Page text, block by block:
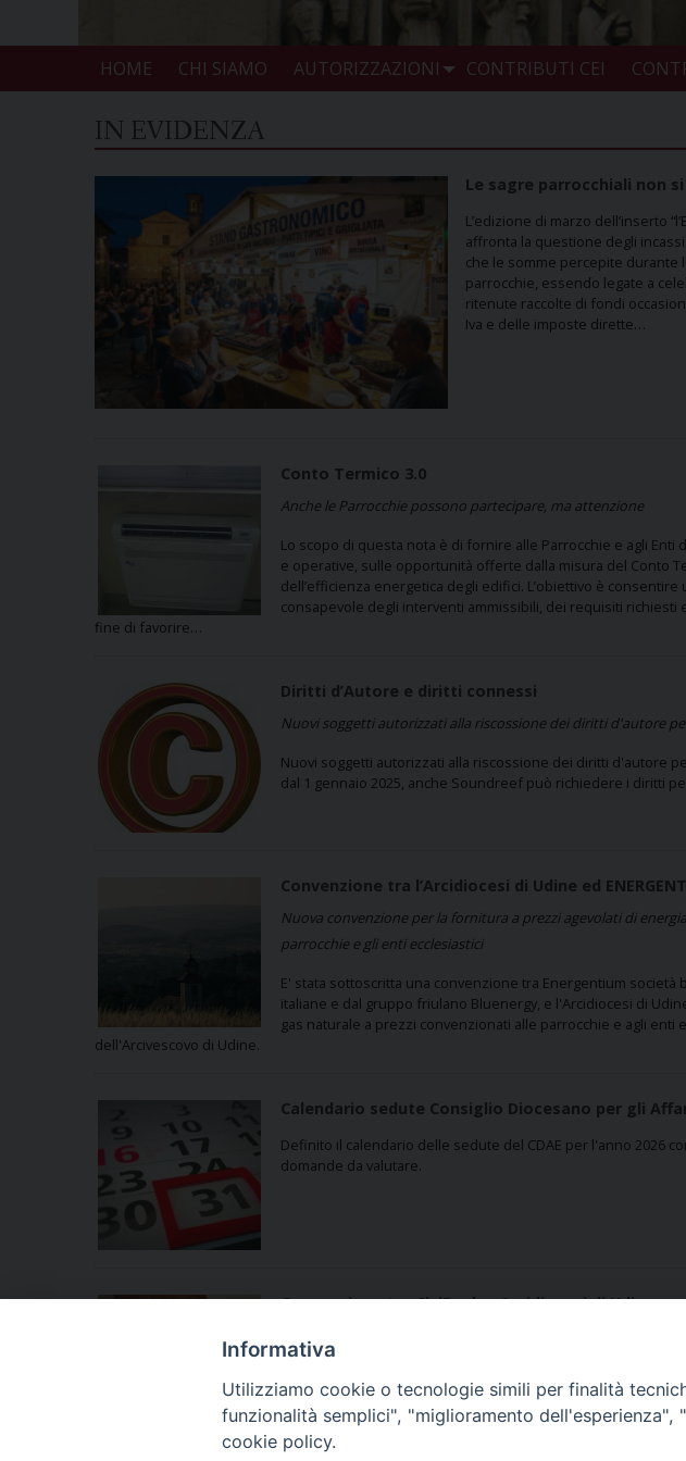
HOME CHI SIAMO AUTORIZZAZIONI CONTRIBUTI CEI
IN EVIDENZA
Le sagre parrocchiali non
L’edizione di marzo dell’inserto
affronta la questione degli
che le somme percepite durante
parrocchie, essendo legate a
ritenute raccolte di fondi
Iva e delle imposte dirette…
Conto Termico 3.0
Anche le Parrocchie possono partecipare, ma attenzione
Lo scopo di questa nota è di fornire alle Parrocchie e agli Enti
e operative, sulle opportunità offerte dalla misura del Conto
dell’efficienza energetica degli edifici. L’obiettivo è
consapevole degli interventi ammissibili, dei requisiti richiesti
fine di favorire…
Diritti d’Autore e diritti connessi
Nuovi soggetti autorizzati alla riscossione dei diritti d'autore
Nuovi soggetti autorizzati alla riscossione dei diritti d'autore
dal 1 gennaio 2025, anche Soundreef può richiedere i diritti
Convenzione tra l’Arcidiocesi di Udine ed
Nuova convenzione per la fornitura a prezzi agevolati di
parrocchie e gli enti ecclesiastici
E' stata sottoscritta una convenzione tra Energentium società
italiane e dal gruppo friulano Bluenergy, e l'Arcidiocesi di
gas naturale a prezzi convenzionati alle parrocchie e agli
dell'Arcivescovo di Udine.
Calendario sedute Consiglio Diocesano per gli
Definito il calendario delle sedute del CDAE per l'anno 2026
domande da valutare.
Convenzione tra CiviBank e Arcidiocesi di Udine
CiviBank e l’Arcidiocesi di Udine hanno rinnovato la
ecclesiastici e religiosi del territorio locale.
Informativa
Utilizziamo cookie o tecnologie simili per finalità
funzionalità semplici", "miglioramento
cookie policy.